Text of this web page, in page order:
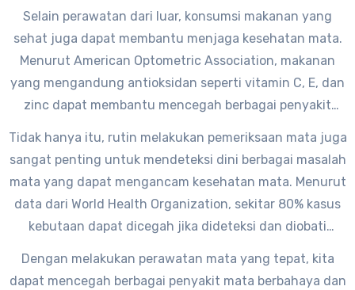
Selain perawatan dari luar, konsumsi makanan yang
sehat juga dapat membantu menjaga kesehatan mata.
Menurut American Optometric Association, makanan
yang mengandung antioksidan seperti vitamin C, E, dan
zinc dapat membantu mencegah berbagai penyakit
Tidak hanya itu, rutin melakukan pemeriksaan mata juga
sangat penting untuk mendeteksi dini berbagai masalah
mata yang dapat mengancam kesehatan mata. Menurut
data dari World Health Organization, sekitar 80% kasus
kebutaan dapat dicegah jika dideteksi dan diobati
Dengan melakukan perawatan mata yang tepat, kita
dapat mencegah berbagai penyakit mata berbahaya dan